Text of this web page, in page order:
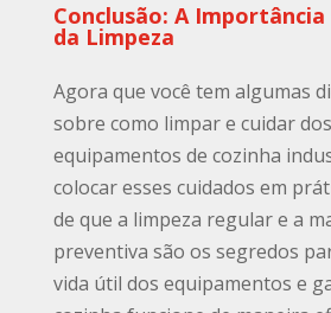
Conclusão: A Importância
da Limpeza
Agora que você tem algumas
sobre como limpar e cuidar
equipamentos de cozinha
colocar esses cuidados em
de que a limpeza regular e a
preventiva são os segredos
vida útil dos equipamentos e